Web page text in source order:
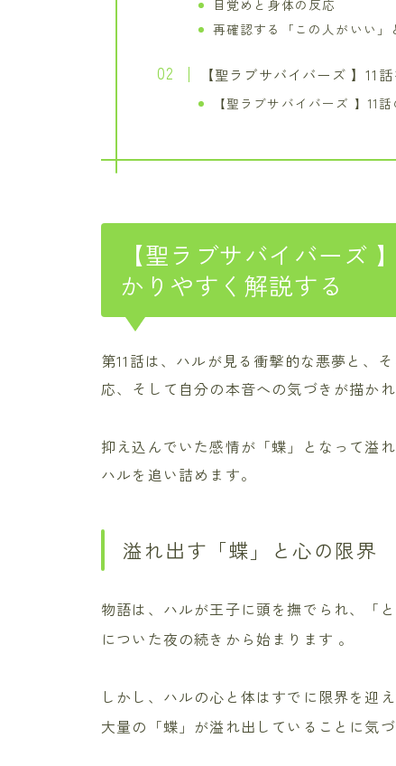
目覚めと身体の反応
再確認する「この人がいい」
【聖ラブサバイバーズ 】11
【聖ラブサバイバーズ 】11
【聖ラブサバイバーズ
かりやすく解説する
第11話は、ハルが見る衝撃的な悪夢と、
応、そして自分の本音への気づきが描かれ
抑え込んでいた感情が「蝶」となって溢
ハルを追い詰めます。
溢れ出す「蝶」と心の限界
物語は、ハルが王子に頭を撫でられ、「
についた夜の続きから始まります 。
しかし、ハルの心と体はすでに限界を迎
大量の「蝶」が溢れ出していることに気